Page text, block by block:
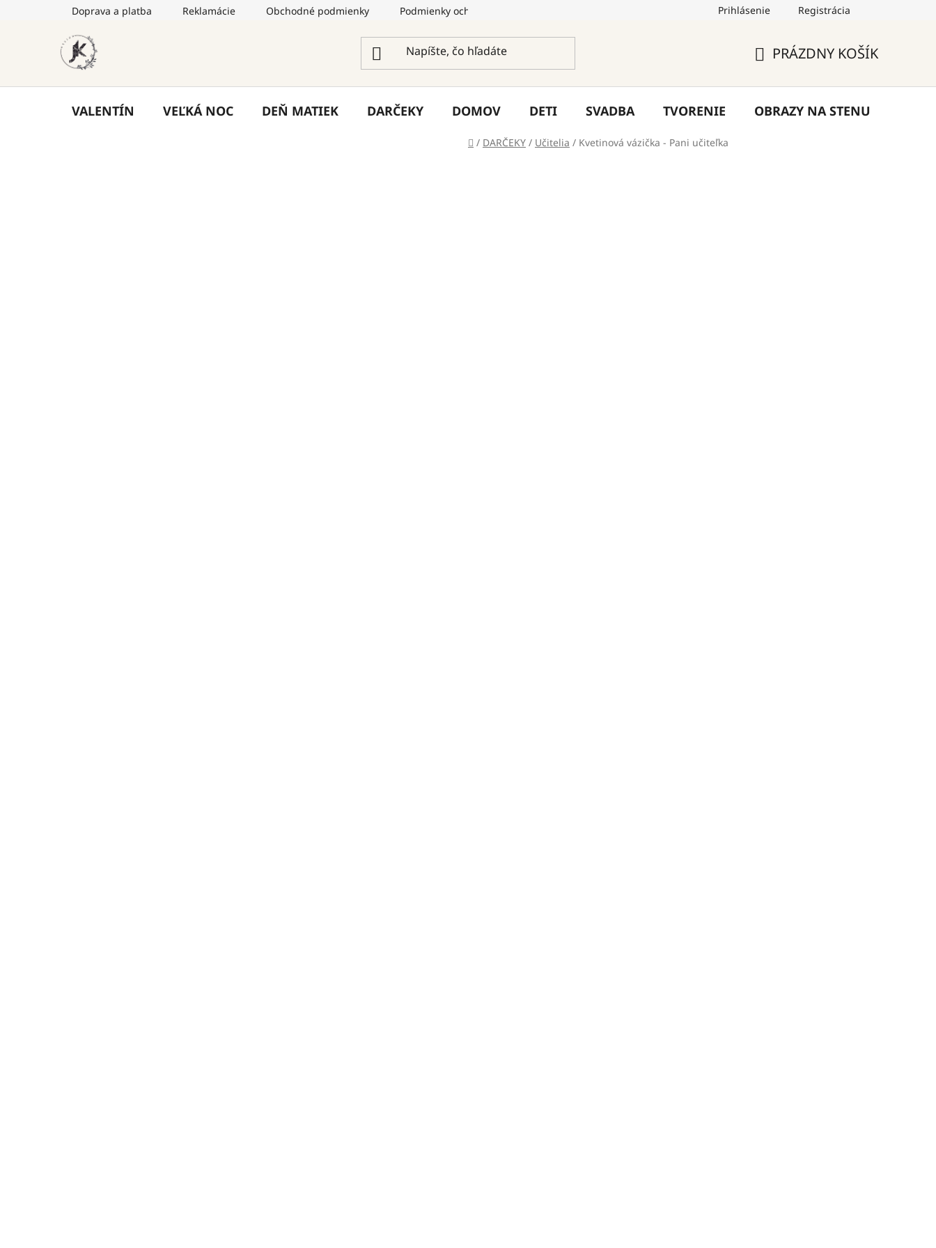
Doprava a platba Reklamácie Obchodné podmienky Podmienky ochrany osobných údajov Hodnotenie obchodu Blog Kontakty
Prihlásenie Registrácia
KOŠÍK
PRÁZDNY KOŠÍK
VALENTÍN VEĽKÁ NOC DEŇ MATIEK DARČEKY DOMOV DETI SVADBA TVORENIE OBRAZY NA STENU
Domov
/ DARČEKY / Učitelia / Kvetinová vázička - Pani učiteľka